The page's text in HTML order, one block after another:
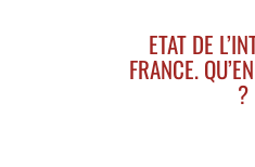
ETAT DE
FRANCE.
?